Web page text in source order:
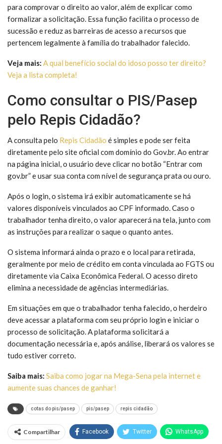
para comprovar o direito ao valor, além de explicar como
formalizar a solicitação. Essa função facilita o processo de
sucessão e reduz as barreiras de acesso a recursos que
pertencem legalmente à família do trabalhador falecido.
Veja mais: A qual benefício social do idoso posso ter direito?
Veja a lista completa!
Como consultar o PIS/Pasep
pelo Repis Cidadão?
A consulta pelo Repis Cidadão é simples e pode ser feita
diretamente pelo site oficial com domínio do Gov.br. Ao entrar
na página inicial, o usuário deve clicar no botão “Entrar com
gov.br” e usar sua conta com nível de segurança prata ou ouro.
Após o login, o sistema irá exibir automaticamente se há
valores disponíveis vinculados ao CPF informado. Caso o
trabalhador tenha direito, o valor aparecerá na tela, junto com
as instruções para realizar o saque o quanto antes.
O sistema informará ainda o prazo e o local para retirada,
geralmente por meio de crédito em conta vinculada ao FGTS ou
diretamente via Caixa Econômica Federal. O acesso direto
elimina a necessidade de agências intermediárias.
Em situações em que o trabalhador tenha falecido, o herdeiro
deve acessar a plataforma com seu próprio login e iniciar o
processo de solicitação. A plataforma solicitará a
documentação necessária e, após análise, liberará os valores se
tudo estiver correto.
Saiba mais: Saiba como jogar na Mega-Sena pela internet e
aumente suas chances de ganhar!
cotas do pis/pasep pis/pasep repis cidadão
Compartilhar Facebook Twitter WhatsApp